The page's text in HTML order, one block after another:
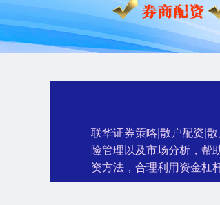
联华证券策略|散户配资|
险管理以及市场分析，帮
资方法，合理利用资金杠